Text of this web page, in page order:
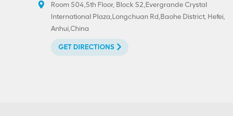
Extrémité décollable
en aluminium-fer blanc
300#73mm imprimée
sur mesure
VIEW DETAILS
Room 504,5th Floor, Block S2,Evergrande Crystal
International Plaza,Longchuan Rd,Baohe District, Hefei,
Anhui,China
GET DIRECTIONS